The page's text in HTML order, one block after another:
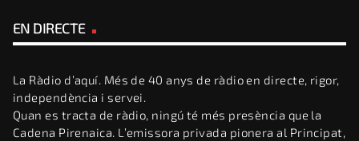
EN DIRECTE
La Ràdio d’aquí. Més de 40 anys de ràdio en directe, rigor,
independència i servei.
Quan es tracta de ràdio, ningú té més presència que la
Cadena Pirenaica. L’emissora privada pionera al Principat,